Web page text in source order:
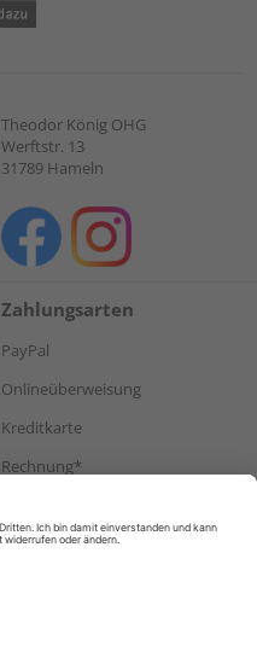
Theodor König OHG
Werftstr. 13
31789 Hameln
Zahlungsarten
PayPal
Onlineüberweisung
Kreditkarte
Rechnung*
Versand